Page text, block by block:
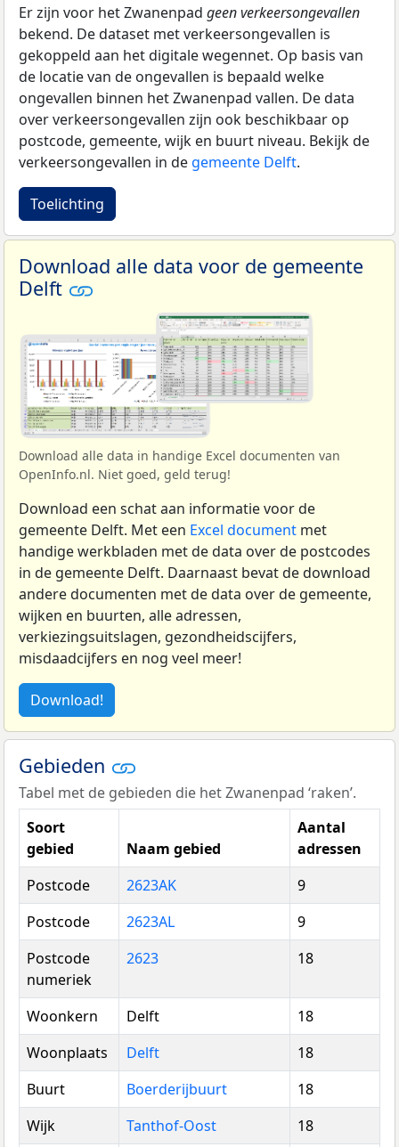
Er zijn voor het Zwanenpad geen verkeersongevallen
bekend. De dataset met verkeersongevallen is
gekoppeld aan het digitale wegennet. Op basis van
de locatie van de ongevallen is bepaald welke
ongevallen binnen het Zwanenpad vallen. De data
over verkeersongevallen zijn ook beschikbaar op
postcode, gemeente, wijk en buurt niveau. Bekijk de
verkeersongevallen in de gemeente Delft.
Toelichting
Download alle data voor de gemeente
Delft
Download alle data in handige Excel documenten van
OpenInfo.nl. Niet goed, geld terug!
Download een schat aan informatie voor de
gemeente Delft. Met een Excel document met
handige werkbladen met de data over de postcodes
in de gemeente Delft. Daarnaast bevat de download
andere documenten met de data over de gemeente,
wijken en buurten, alle adressen,
verkiezingsuitslagen, gezondheidscijfers,
misdaadcijfers en nog veel meer!
Download!
Gebieden
Tabel met de gebieden die het Zwanenpad ‘raken’.
Soort
gebied
Naam gebied
Aantal
adressen
Postcode
2623AK
9
Postcode
2623AL
9
Postcode
numeriek
2623 18
Woonkern Delft
18
Woonplaats
Delft
18
Buurt
Boerderijbuurt
18
Wijk
Tanthof-Oost
18